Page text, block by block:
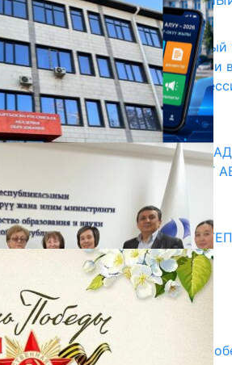
17.07.2026
В Кыргызстане начался
образовательные организации
среднего и начального
образования
13.07.2026
КЫРГЫЗКО-РОССИЙСКАЯ
ОБРАЗОВАНИЯ ПРИГЛАШАЕТ
10.07.2026
Медиа
СУЗАКТА 750 ОРУНДУУ
ПАЙДАЛАНУУГА БЕРИЛЕТ
07.08.2025
Улуу Жеңиштин жандуу сөзү
29.04.2025
Награды в преддверии Дня